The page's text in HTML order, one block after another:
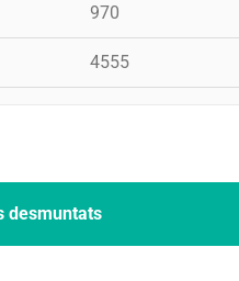
970
4555
desmuntats